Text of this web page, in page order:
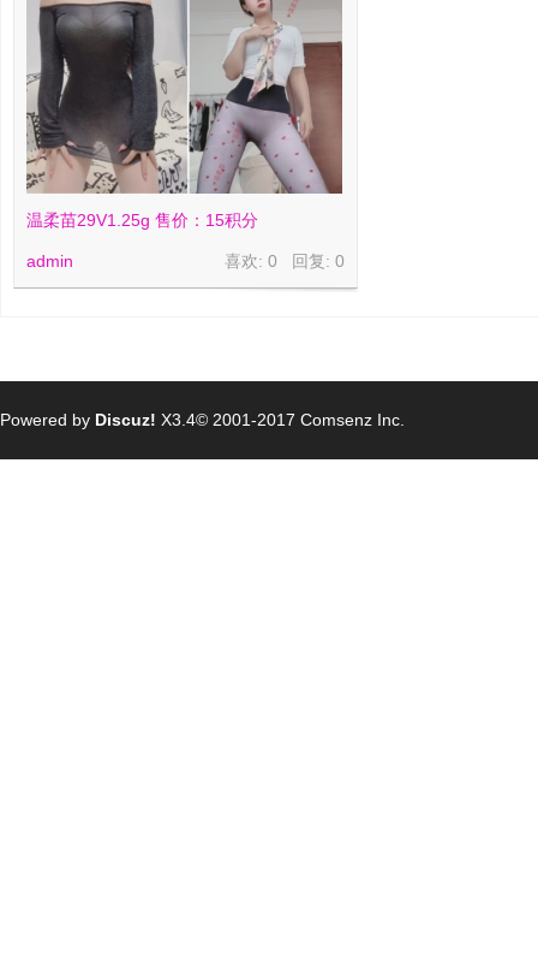
温柔苗29V1.25g 售价：15积分
喜欢: 0 回复: 0
admin
Powered by Discuz! X3.4© 2001-2017 Comsenz Inc.